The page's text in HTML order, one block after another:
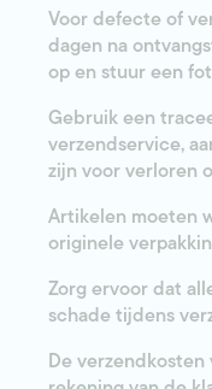
Voor defecte of
dagen na
op en stuur een
Gebruik een
verzendservice,
zijn voor verloren
Artikelen moeten
originele
Zorg ervoor dat
schade tijdens
De